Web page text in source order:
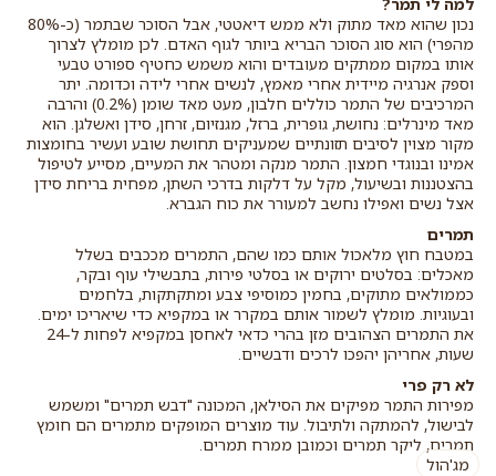
נכון שהוא מאד מתוק ולא ממש דיאטטי, אבל הסוכר שבתמר (כ-80%
מהפרי) הוא סוג הסוכר הבריא ביותר לגוף האדם. לכן מומלץ לצרוך
אותו במקום ממתקים מעובדים והוא משמש כחטיף ספורט טבעי
וספק אנרגיה מיידית אחרי מאמץ, לנשים אחרי לידה וכדומה. יתר
המרכיבים של התמר כוללים חלבון, מעט מאד שומן (0.2%) והרבה
מאד מינרלים: נחושת, גופרית, ברזל, מגנזיום, זרחן, סידן ואשלגן. הוא
מקור מצוין לסיבים תזונתיים שמעניקים תחושת שובע ועשיר בחומצות
אמינו ובנוגדי חמצון. התמר מנקה ומטהר את המעיים, מסייע לטיפול
בהצטננות ובשיעול, מקל על דלקות בדרכי השתן, מפחית בריחת סידן
אצל נשים ואפילו נחשב למעורר את כוח הגברא.
תמרים
במטבח חוץ מלאכול אותם כמו שהם, התמרים מככבים בשלל
מאכלים: בסלטים ירוקים או בסלטי פירות, בתבשילי עוף ובקר,
כממולאים מתוקים, בחמין כמוסיפי צבע ומתקתקות, בלחמים
ובעוגיות. מומלץ לשמור אותם במקרר או במקפיא כדי שיאריכו ימים.
את התמרים הצהובים מזן בהרי כדאי לאחסן במקפיא לפחות ל-24
שעות, אחריהן יהפכו לרכים ודבשיים.
לא רק פרי
מפירות התמר מפיקים את הסילאן, המכונה "דבש תמרים" ומשמש
לבישול, להמתקה ולתיבול. עוד מוצרים המופקים מתמרים הם חומץ
תמרים, ליקר תמרים וכמובן ממרח תמרים.
מג'הול